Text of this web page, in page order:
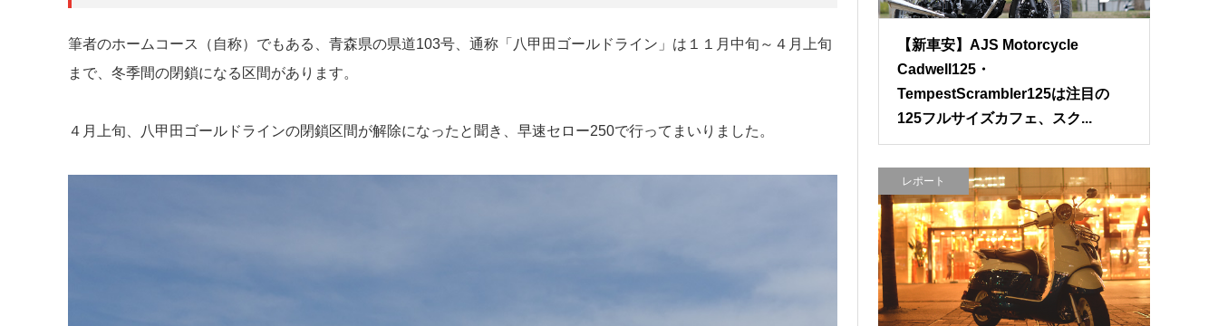
筆者のホームコース（自称）でもある、青森県の県道103号、通称「八甲田ゴールドライン」は１１月中旬～４月上旬
まで、冬季間の閉鎖になる区間があります。
４月上旬、八甲田ゴールドラインの閉鎖区間が解除になったと聞き、早速セロー250で行ってまいりました。
【新車安】AJS Motorcycle
Cadwell125・
TempestScrambler125は注目の
125フルサイズカフェ、スク...
レポート